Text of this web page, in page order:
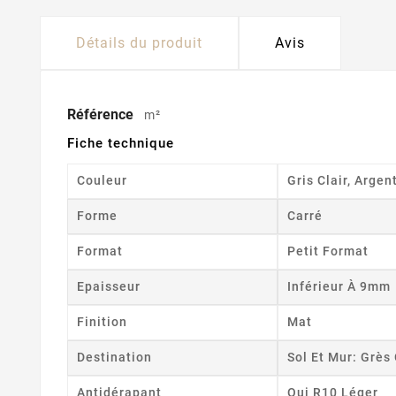
Détails du produit Avis
Référence m²
Fiche technique
Couleur Gris Clair, Argent
Forme Carré
Format Petit Format
Epaisseur Inférieur À 9mm
Finition Mat
Destination Sol Et Mur: Grès
Antidérapant Oui R10 Léger